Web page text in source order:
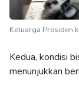
Keluarga Presiden
Kedua, kondisi
menunjukkan